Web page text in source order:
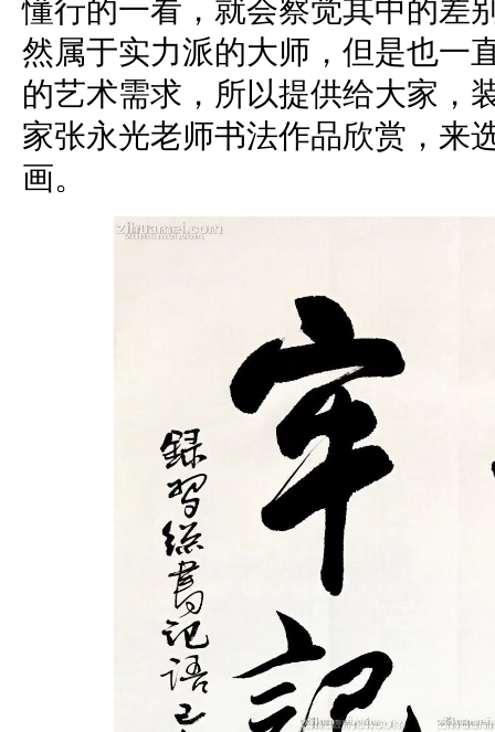
懂行的一看，就会察觉其中的差
然属于实力派的大师，但是也一
的艺术需求，所以提供给大家，
家张永光老师书法作品欣赏，来
画。